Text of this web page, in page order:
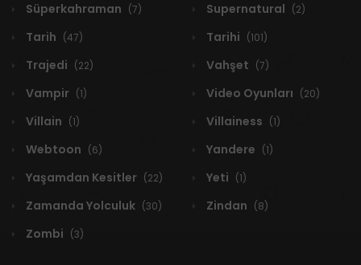
Süperkahraman (7) Supernatural (2)
Tarih (47) Tarihi (101)
Trajedi (22) Vahşet (7)
Vampir (1) Video Oyunları (20)
Villain (1) Villainess (1)
Webtoon (6) Yandere (1)
Yaşamdan Kesitler (22) Yeti (1)
Zamanda Yolculuk (30) Zindan (8)
Zombi (3)